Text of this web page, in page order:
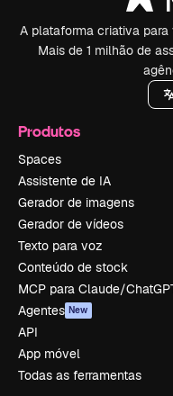
A plataforma criativa
Mais de 1 milhão de
Produtos
Spaces
Assistente de IA
Gerador de imagens
Gerador de vídeos
Texto para voz
Conteúdo de stock
MCP para Claude/
Agentes New
API
App móvel
Todas as ferramentas